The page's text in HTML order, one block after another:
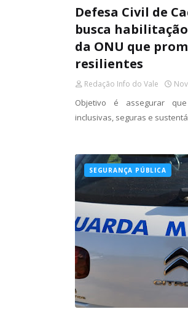
Defesa Civil de
busca
da ONU que
resilientes
Redação Info do Vale
Objetivo é assegurar
inclusivas, seguras e
SEGURANÇA PÚBLICA